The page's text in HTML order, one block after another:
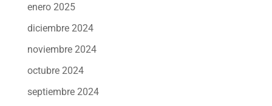
enero 2025
diciembre 2024
noviembre 2024
octubre 2024
septiembre 2024